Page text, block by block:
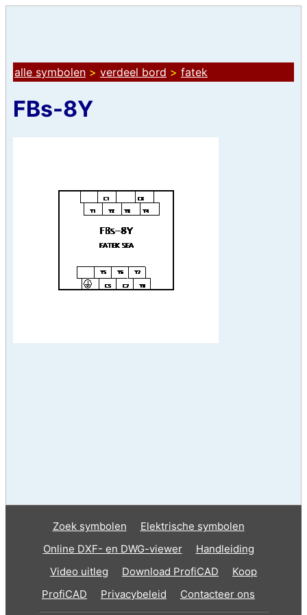
alle symbolen > verdeel bord > fatek
FBs-8Y
Zoek symbolen
Elektrische symbolen
Online DXF- en DWG-viewer
Handleiding
Video uitleg
Download ProfiCAD
Koop
ProfiCAD
Privacybeleid Contacteer ons